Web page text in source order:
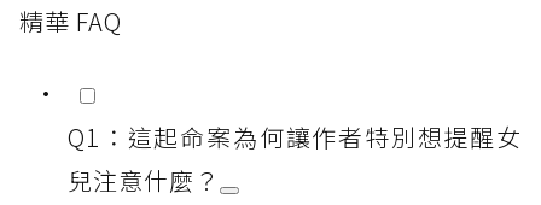
精華 FAQ
Q1：這起命案為何讓作者特別想提醒女
兒注意什麼？